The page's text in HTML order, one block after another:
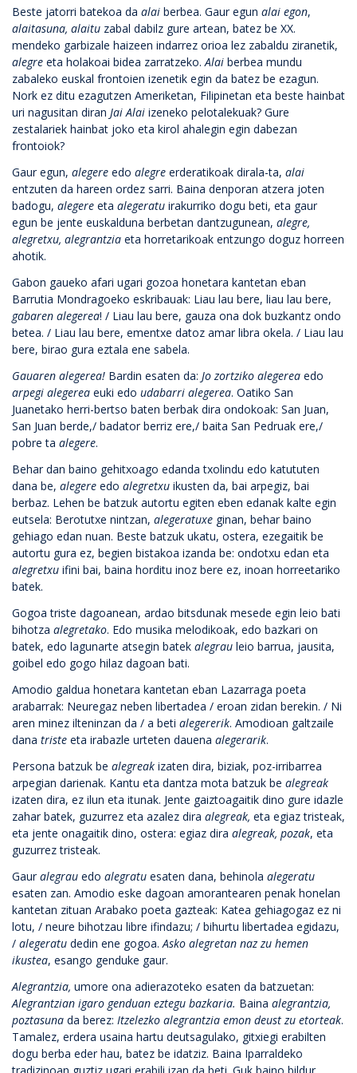
Beste jatorri batekoa da alai berbea. Gaur egun alai egon,
alaitasuna, alaitu zabal dabilz gure artean, batez be XX.
mendeko garbizale haizeen indarrez orioa lez zabaldu ziranetik,
alegre eta holakoai bidea zarratzeko. Alai berbea mundu
zabaleko euskal frontoien izenetik egin da batez be ezagun.
Nork ez ditu ezagutzen Ameriketan, Filipinetan eta beste hainbat
uri nagusitan diran Jai Alai izeneko pelotalekuak? Gure
zestalariek hainbat joko eta kirol ahalegin egin dabezan
frontoiok?
Gaur egun, alegere edo alegre erderatikoak dirala-ta, alai
entzuten da hareen ordez sarri. Baina denporan atzera joten
badogu, alegere eta alegeratu irakurriko dogu beti, eta gaur
egun be jente euskalduna berbetan dantzugunean, alegre,
alegretxu, alegrantzia eta horretarikoak entzungo doguz horreen
ahotik.
Gabon gaueko afari ugari gozoa honetara kantetan eban
Barrutia Mondragoeko eskribauak: Liau lau bere, liau lau bere,
gabaren alegerea! / Liau lau bere, gauza ona dok buzkantz ondo
betea. / Liau lau bere, ementxe datoz amar libra okela. / Liau lau
bere, birao gura eztala ene sabela.
Gauaren alegerea! Bardin esaten da: Jo zortziko alegerea edo
arpegi alegerea euki edo udabarri alegerea. Oatiko San
Juanetako herri-bertso baten berbak dira ondokoak: San Juan,
San Juan berde,/ badator berriz ere,/ baita San Pedruak ere,/
pobre ta alegere.
Behar dan baino gehitxoago edanda txolindu edo katututen
dana be, alegere edo alegretxu ikusten da, bai arpegiz, bai
berbaz. Lehen be batzuk autortu egiten eben edanak kalte egin
eutsela: Berotutxe nintzan, alegeratuxe ginan, behar baino
gehiago edan nuan. Beste batzuk ukatu, ostera, ezegaitik be
autortu gura ez, begien bistakoa izanda be: ondotxu edan eta
alegretxu ifini bai, baina horditu inoz bere ez, inoan horreetariko
batek.
Gogoa triste dagoanean, ardao bitsdunak mesede egin leio bati
bihotza alegretako. Edo musika melodikoak, edo bazkari on
batek, edo lagunarte atsegin batek alegrau leio barrua, jausita,
goibel edo gogo hilaz dagoan bati.
Amodio galdua honetara kantetan eban Lazarraga poeta
arabarrak: Neuregaz neben libertadea / eroan zidan berekin. / Ni
aren minez ilteninzan da / a beti alegererik. Amodioan galtzaile
dana triste eta irabazle urteten dauena alegerarik.
Persona batzuk be alegreak izaten dira, biziak, poz-irribarrea
arpegian darienak. Kantu eta dantza mota batzuk be alegreak
izaten dira, ez ilun eta itunak. Jente gaiztoagaitik dino gure idazle
zahar batek, guzurrez eta azalez dira alegreak, eta egiaz tristeak,
eta jente onagaitik dino, ostera: egiaz dira alegreak, pozak, eta
guzurrez tristeak.
Gauralegrau edo alegratu esaten dana, behinola alegeratu
esaten zan. Amodio eske dagoan amorantearen penak honelan
kantetan zituan Arabako poeta gazteak: Katea gehiagogaz ez ni
lotu, / neure bihotzau libre ifindazu; / bihurtu libertadea egidazu,
/ alegeratu dedin ene gogoa. Asko alegretan naz zu hemen
ikustea, esango genduke gaur.
Alegrantzia, umore ona adierazoteko esaten da batzuetan:
Alegrantzian igaro genduan eztegu bazkaria. Baina alegrantzia,
poztasuna da berez: Itzelezko alegrantzia emon deust zu etorteak.
Tamalez, erdera usaina hartu deutsagulako, gitxiegi erabilten
dogu berba eder hau, batez be idatziz. Baina Iparraldeko
tradizinoan guztiz ugari erabili izan da beti. Guk baino bildur